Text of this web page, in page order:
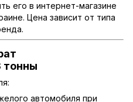
его в интернет-магазине
Цена зависит от типа
тонны
автомобиля при